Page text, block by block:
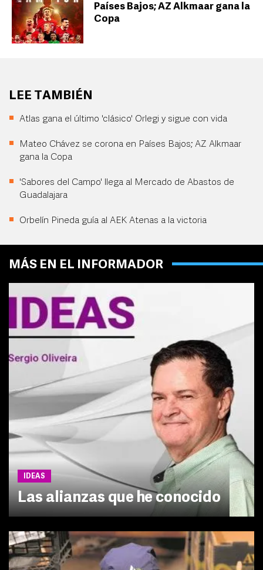
Países Bajos; AZ Alkmaar gana la
Copa
LEE TAMBIÉN
Atlas gana el último 'clásico' Orlegi y sigue con vida
Mateo Chávez se corona en Países Bajos; AZ Alkmaar
gana la Copa
'Sabores del Campo' llega al Mercado de Abastos de
Guadalajara
Orbelín Pineda guía al AEK Atenas a la victoria
MÁS EN EL INFORMADOR
IDEAS
Las alianzas que he conocido